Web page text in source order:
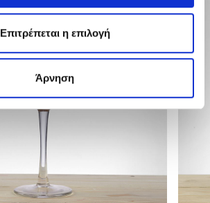
Επιτρέπεται η επιλογή
Άρνηση